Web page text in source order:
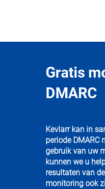
Gratis
DMARC
Kevlarr kan in
periode DMARC
gebruik van uw
kunnen we u
resultaten van
monitoring ook